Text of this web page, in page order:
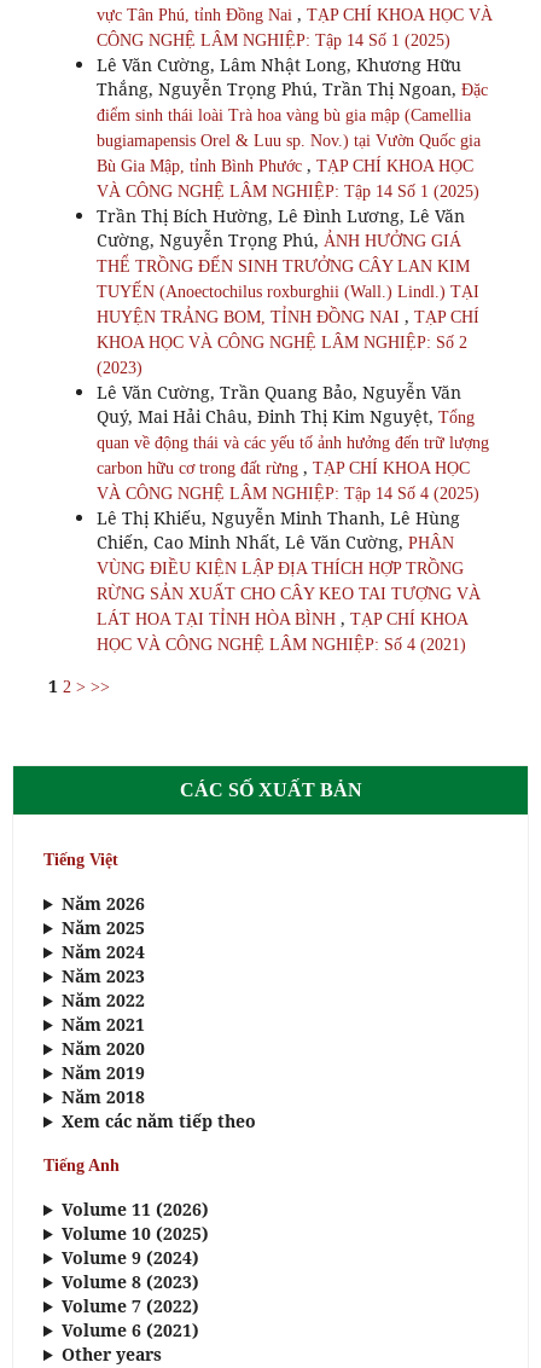
vực Tân Phú, tỉnh Đồng Nai , TẠP CHÍ KHOA HỌC VÀ
CÔNG NGHỆ LÂM NGHIỆP: Tập 14 Số 1 (2025)
Lê Văn Cường, Lâm Nhật Long, Khương Hữu
Thắng, Nguyễn Trọng Phú, Trần Thị Ngoan, Đặc
điểm sinh thái loài Trà hoa vàng bù gia mập (Camellia
bugiamapensis Orel & Luu sp. Nov.) tại Vườn Quốc gia
Bù Gia Mập, tỉnh Bình Phước , TẠP CHÍ KHOA HỌC
VÀ CÔNG NGHỆ LÂM NGHIỆP: Tập 14 Số 1 (2025)
Trần Thị Bích Hường, Lê Đình Lương, Lê Văn
Cường, Nguyễn Trọng Phú, ẢNH HƯỞNG GIÁ
THỂ TRỒNG ĐẾN SINH TRƯỞNG CÂY LAN KIM
TUYẾN (Anoectochilus roxburghii (Wall.) Lindl.) TẠI
HUYỆN TRẢNG BOM, TỈNH ĐỒNG NAI , TẠP CHÍ
KHOA HỌC VÀ CÔNG NGHỆ LÂM NGHIỆP: Số 2
(2023)
Lê Văn Cường, Trần Quang Bảo, Nguyễn Văn
Quý, Mai Hải Châu, Đinh Thị Kim Nguyệt, Tổng
quan về động thái và các yếu tố ảnh hưởng đến trữ lượng
carbon hữu cơ trong đất rừng , TẠP CHÍ KHOA HỌC
VÀ CÔNG NGHỆ LÂM NGHIỆP: Tập 14 Số 4 (2025)
Lê Thị Khiếu, Nguyễn Minh Thanh, Lê Hùng
Chiến, Cao Minh Nhất, Lê Văn Cường, PHÂN
VÙNG ĐIỀU KIỆN LẬP ĐỊA THÍCH HỢP TRỒNG
RỪNG SẢN XUẤT CHO CÂY KEO TAI TƯỢNG VÀ
LÁT HOA TẠI TỈNH HÒA BÌNH , TẠP CHÍ KHOA
HỌC VÀ CÔNG NGHỆ LÂM NGHIỆP: Số 4 (2021)
1 2 > >>
CÁC SỐ XUẤT BẢN
Tiếng Việt
Năm 2026
Năm 2025
Năm 2024
Năm 2023
Năm 2022
Năm 2021
Năm 2020
Năm 2019
Năm 2018
Xem các năm tiếp theo
Tiếng Anh
Volume 11 (2026)
Volume 10 (2025)
Volume 9 (2024)
Volume 8 (2023)
Volume 7 (2022)
Volume 6 (2021)
Other years